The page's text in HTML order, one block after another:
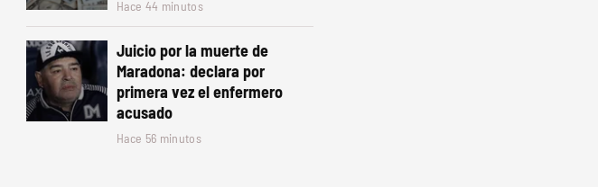
Hace 44 minutos
Juicio por la muerte de
Maradona: declara por
primera vez el enfermero
acusado
Hace 56 minutos